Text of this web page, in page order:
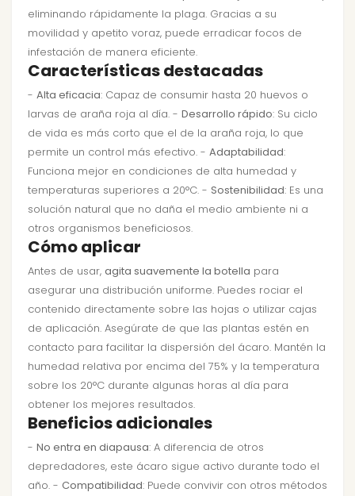
eliminando rápidamente la plaga. Gracias a su
movilidad y apetito voraz, puede erradicar focos de
infestación de manera eficiente.
Características destacadas
- Alta eficacia: Capaz de consumir hasta 20 huevos o
larvas de araña roja al día. - Desarrollo rápido: Su ciclo
de vida es más corto que el de la araña roja, lo que
permite un control más efectivo. - Adaptabilidad:
Funciona mejor en condiciones de alta humedad y
temperaturas superiores a 20°C. - Sostenibilidad: Es una
solución natural que no daña el medio ambiente ni a
otros organismos beneficiosos.
Cómo aplicar
Antes de usar, agita suavemente la botella para
asegurar una distribución uniforme. Puedes rociar el
contenido directamente sobre las hojas o utilizar cajas
de aplicación. Asegúrate de que las plantas estén en
contacto para facilitar la dispersión del ácaro. Mantén la
humedad relativa por encima del 75% y la temperatura
sobre los 20°C durante algunas horas al día para
obtener los mejores resultados.
Beneficios adicionales
- No entra en diapausa: A diferencia de otros
depredadores, este ácaro sigue activo durante todo el
año. - Compatibilidad: Puede convivir con otros métodos